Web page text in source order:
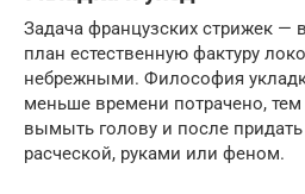
Задача французских стрижек —
план естественную фактуру
небрежными. Философия
меньше времени потрачено,
вымыть голову и после
расческой, руками или феном.